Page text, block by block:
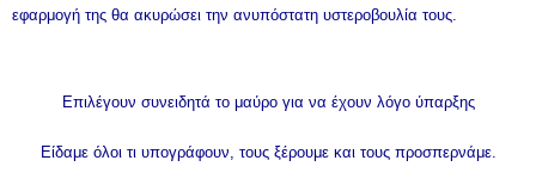
εφαρμογή της θα ακυρώσει την ανυπόστατη υστεροβουλία τους.
Επιλέγουν συνειδητά το μαύρο για να έχουν λόγο ύπαρξης
Είδαμε όλοι τι υπογράφουν, τους ξέρουμε και τους προσπερνάμε.